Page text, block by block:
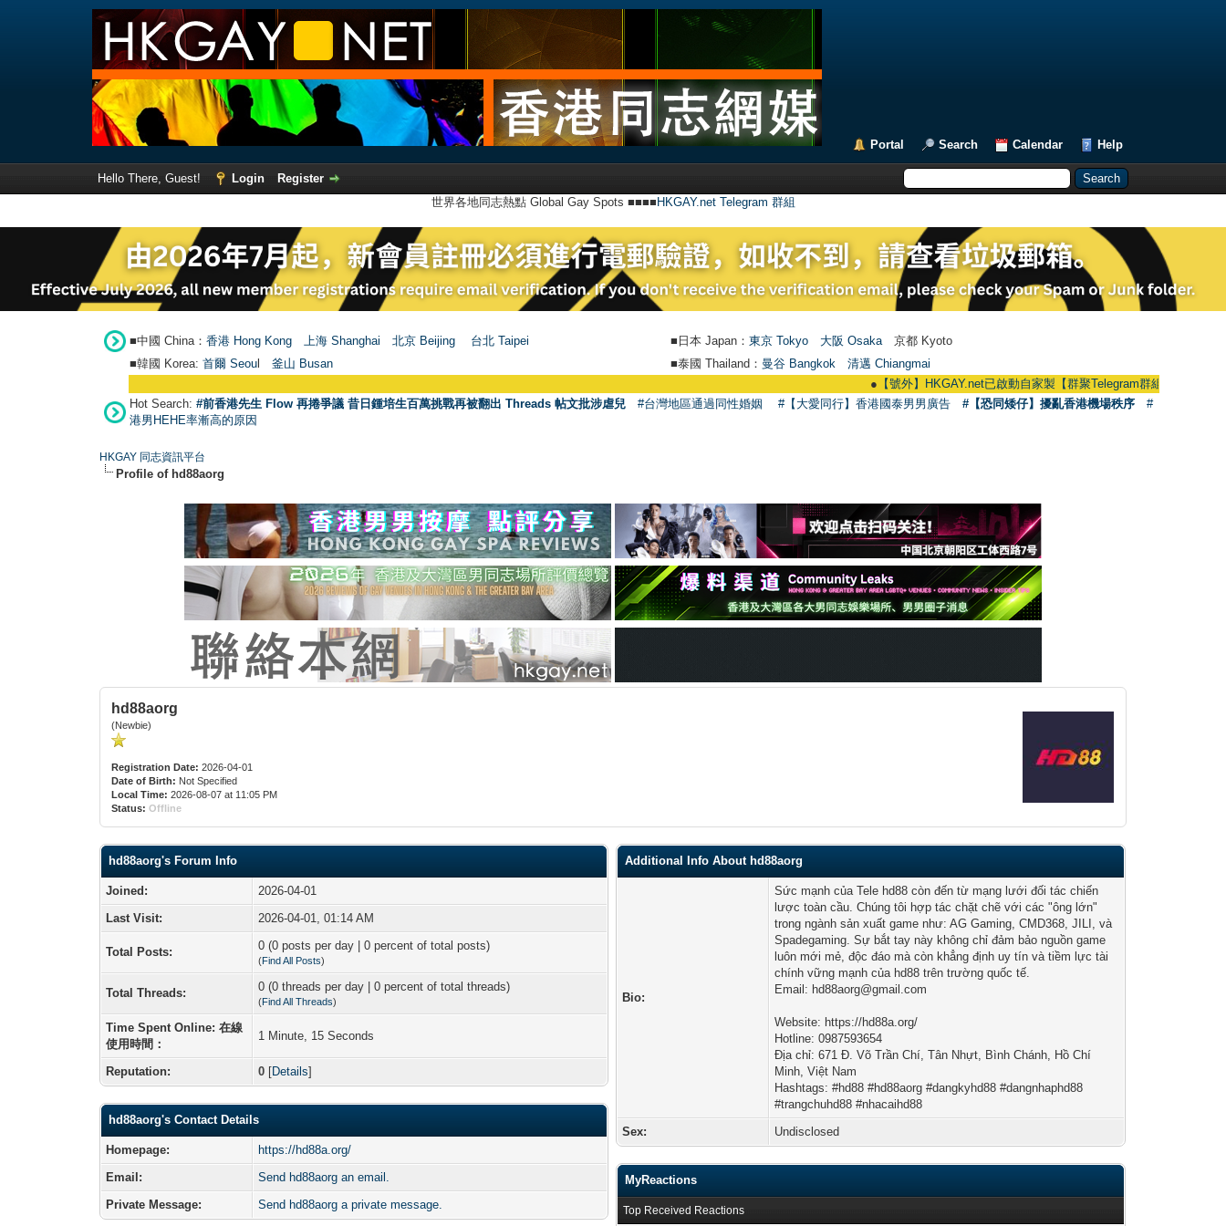
Portal Search Calendar Help
Hello There, Guest! Login
Register
世界各地同志熱點 Global Gay Spots ■■■■ HKGAY.net Telegram 群組
■中國 China： 香港 Hong Kong 上海 Shanghai 北京 Beijing 台北 Taipei ■日本 Japan： 東京 Tokyo 大阪 Osaka 京都 Kyoto
■韓國 Korea: 首爾 Seou 釜山 Busan ■泰國 Thailand： 曼谷 Bangkok
清邁 Chiangmai
【號外】HKGAY.net已啟動自家製【群聚Telegram群組】
Hot Search: #前香港先生 Flow 再捲爭議 昔日鍾培生百萬挑戰再被翻出 Threads 帖文批涉虐兒 #台灣地區通過同性婚姻 #【大愛同行】香港國泰男男廣告 #【恐同矮仔】擾亂香港機場秩序
#
港男HEHE率漸高的原因
HKGAY 同志資訊平台
Profile of hd88aorg
hd88aorg
(Newbie)
Registration Date: 2026-04-01
Date of Birth: Not Specified
Local Time: 2026-08-07 at 11:05 PM
Status: Offline
hd88aorg's Forum Info
Joined:
2026-04-01
Last Visit:
2026-04-01, 01:14 AM
Total Posts: 0 (0 posts per day | 0 percent of total posts)
(Find All Posts)
Total Threads: 0 (0 threads per day | 0 percent of total threads)
(Find All Threads)
Time Spent Online: 在線
使用時間：
1 Minute, 15 Seconds
Reputation: 0 [Details]
hd88aorg's Contact Details
Homepage:
https://hd88a.org/
Email:
Send hd88aorg an email.
Private Message:
Send hd88aorg a private message.
Additional Info About hd88aorg
Bio:
Sức mạnh của Tele hd88 còn đến từ mạng lưới đối tác chiến
lược toàn cầu. Chúng tôi hợp tác chặt chẽ với các "ông lớn"
trong ngành sản xuất game như: AG Gaming, CMD368, JILI, và
Spadegaming. Sự bắt tay này không chỉ đảm bảo nguồn game
luôn mới mẻ, độc đáo mà còn khẳng định uy tín và tiềm lực tài
chính vững mạnh của hd88 trên trường quốc tế.
Email: hd88aorg@gmail.com
Website: https://hd88a.org/
Hotline: 0987593654
Địa chỉ: 671 Đ. Võ Trần Chí, Tân Nhựt, Bình Chánh, Hồ Chí
Minh, Việt Nam
Hashtags: #hd88 #hd88aorg #dangkyhd88 #dangnhaphd88
#trangchuhd88 #nhacaihd88
Sex:
Undisclosed
MyReactions
Top Received Reactions